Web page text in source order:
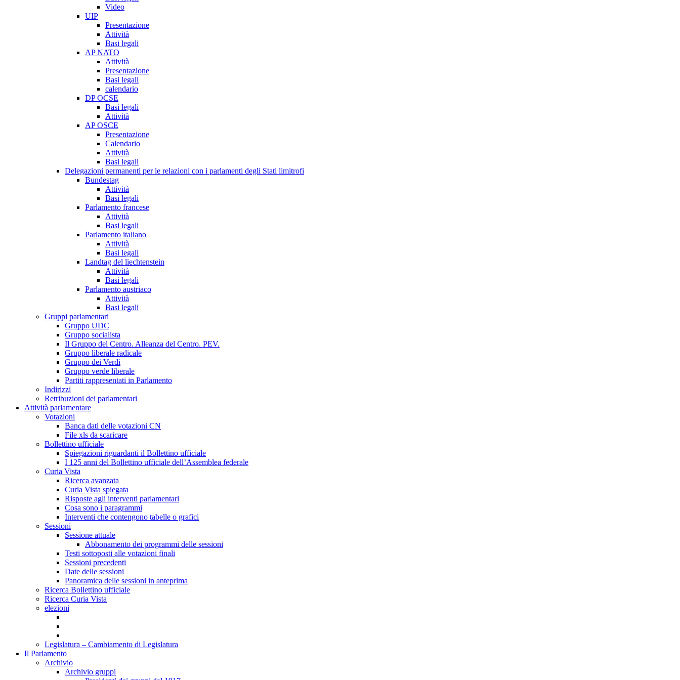
Video
UIP
Presentazione
Attività
Basi legali
AP NATO
Attività
Presentazione
Basi legali
calendario
DP OCSE
Basi legali
Attività
AP OSCE
Presentazione
Calendario
Attività
Basi legali
Delegazioni permanenti per le relazioni con i parlamenti degli Stati limitrofi
Bundestag
Attività
Basi legali
Parlamento francese
Attività
Basi legali
Parlamento italiano
Attività
Basi legali
Landtag del liechtenstein
Attività
Basi legali
Parlamento austriaco
Attività
Basi legali
Gruppi parlamentari
Gruppo UDC
Gruppo socialista
Il Gruppo del Centro. Alleanza del Centro. PEV.
Gruppo liberale radicale
Gruppo dei Verdi
Gruppo verde liberale
Partiti rappresentati in Parlamento
Indirizzi
Retribuzioni dei parlamentari
Attività parlamentare
Votazioni
Banca dati delle votazioni CN
File xls da scaricare
Bollettino ufficiale
Spiegazioni riguardanti il Bollettino ufficiale
I 125 anni del Bollettino ufficiale dell’Assemblea federale
Curia Vista
Ricerca avanzata
Curia Vista spiegata
Risposte agli interventi parlamentari
Cosa sono i paragrammi
Interventi che contengono tabelle o grafici
Sessioni
Sessione attuale
Abbonamento dei programmi delle sessioni
Testi sottoposti alle votazioni finali
Sessioni precedenti
Date delle sessioni
Panoramica delle sessioni in anteprima
Ricerca Bollettino ufficiale
Ricerca Curia Vista
elezioni
Legislatura – Cambiamento di Legislatura
Il Parlamento
Archivio
Archivio gruppi